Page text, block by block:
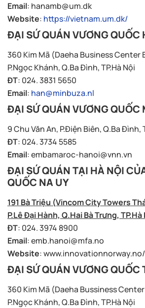
Email: hanamb@um.dk
Website: https://vietnam.um.dk/
ĐẠI SỨ QUÁN VƯƠNG QUỐC
360 Kim Mã (Daeha Business Center
P.Ngọc Khánh, Q.Ba Đình, TP.Hà Nội
ĐT: 024. 3831 5650
Email: han@minbuza.nl
ĐẠI SỨ QUÁN VƯƠNG QUỐC
9 Chu Văn An, P.Điện Biên, Q.Ba Đình,
ĐT: 024. 3734 5585
Email:embamaroc-hanoi@vnn.vn
ĐẠI SỨ QUÁN TẠI HÀ NỘI
QUỐC NA UY
191 Bà Triệu (Vincom City Towers
P.Lê Đại Hành, Q.Hai Bà Trưng, TP.Hà
ĐT: 024. 3974 8900
Email:emb.hanoi@mfa.no
Website:
ĐẠI SỨ QUÁN VƯƠNG QUỐC
360 Kim Mã (Daeha Bussiness
P.Ngọc Khánh, Q.Ba Đình, TP.Hà Nội